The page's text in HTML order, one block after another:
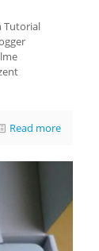
Tutorial
Read more